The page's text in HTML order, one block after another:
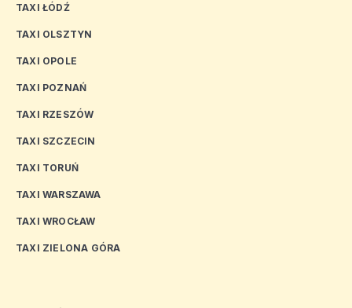
TAXI ŁÓDŹ
TAXI OLSZTYN
TAXI OPOLE
TAXI POZNAŃ
TAXI RZESZÓW
TAXI SZCZECIN
TAXI TORUŃ
TAXI WARSZAWA
TAXI WROCŁAW
TAXI ZIELONA GÓRA